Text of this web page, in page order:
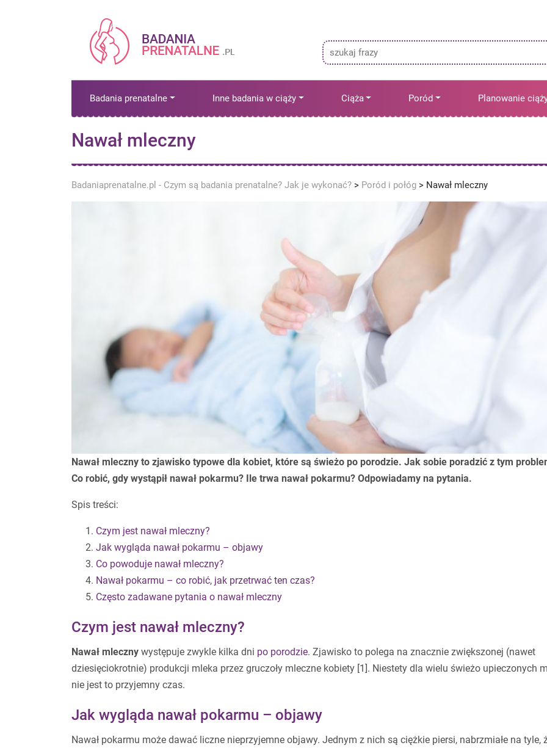
Badania prenatalne Inne badania w ciąży Ciąża Poród Planowanie
Nawał mleczny
Badaniaprenatalne.pl - Czym są badania prenatalne? Jak je wykonać? > Poród i połóg > Nawał mleczny
Nawał mleczny to zjawisko typowe dla kobiet, które są świeżo po porodzie. Jak sobie poradzić z tym
Co robić, gdy wystąpił nawał pokarmu? Ile trwa nawał pokarmu? Odpowiadamy na pytania.
Spis treści:
Czym jest nawał mleczny?
Jak wygląda nawał pokarmu – objawy
Co powoduje nawał mleczny?
Nawał pokarmu – co robić, jak przetrwać ten czas?
Często zadawane pytania o nawał mleczny
Czym jest nawał mleczny?
Nawał mleczny występuje zwykle kilka dni po porodzie. Zjawisko to polega na znacznie zwiększonej (nawet
dziesięciokrotnie) produkcji mleka przez gruczoły mleczne kobiety [1]. Niestety dla wielu świeżo upieczonych
nie jest to przyjemny czas.
Jak wygląda nawał pokarmu – objawy
Nawał pokarmu może dawać liczne nieprzyjemne objawy. Jednym z nich są ciężkie piersi, nabrzmiałe na tyle,